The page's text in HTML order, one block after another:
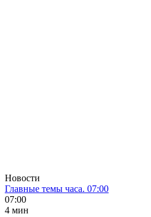
Новости
Главные темы часа. 07:00
07:00
4 мин